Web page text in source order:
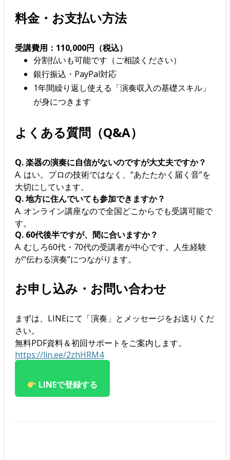
料金・お支払い方法
受講費用：110,000円（税込）
分割払いも可能です（ご相談ください）
銀行振込・PayPal対応
1年間繰り返し使える「演奏収入の基礎スキル」
が身につきます
よくある質問（Q&A）
Q. 楽器の演奏に自信がないのですが大丈夫ですか？
A. はい。プロの技術ではなく、“あたたかく届く音”を
大切にしています。
Q. 地方に住んでいても参加できますか？
A. オンライン講座なので全国どこからでも受講可能で
す。
Q. 60代後半ですが、間に合いますか？
A. むしろ60代・70代の受講者が中心です。人生経験
が“伝わる演奏”につながります。
お申し込み・お問い合わせ
まずは、LINEにて「演奏」とメッセージをお送りくだ
さい。
無料PDF資料＆初回サポートをご案内します。
https://lin.ee/2zhHRM4
LINEで登録する